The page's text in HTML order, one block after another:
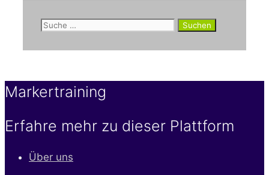
Suche
Markertraining
Erfahre mehr zu dieser Plattform
Über uns